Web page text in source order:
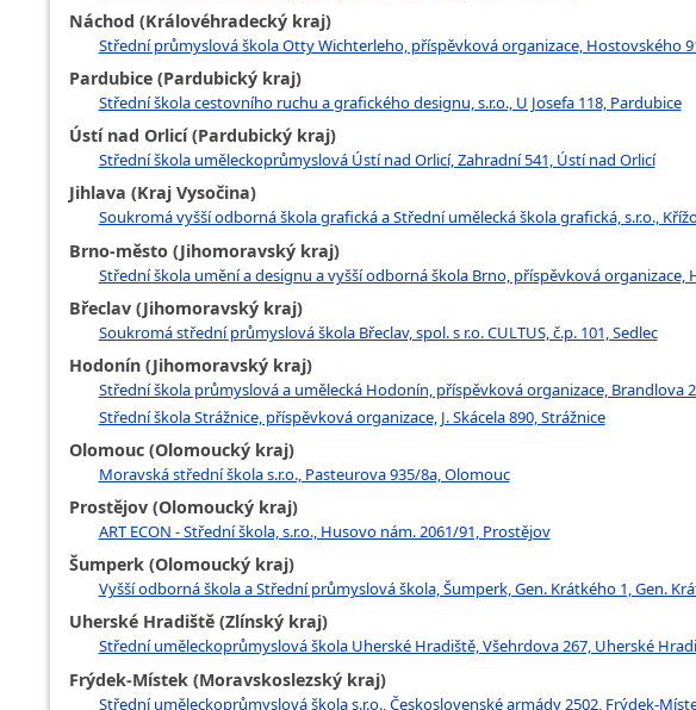
Náchod (Královéhradecký kraj)
Střední průmyslová škola Otty Wichterleho, příspěvková organizace, Hostovského
Pardubice (Pardubický kraj)
Střední škola cestovního ruchu a grafického designu, s.r.o., U Josefa 118, Pardubice
Ústí nad Orlicí (Pardubický kraj)
Střední škola uměleckoprůmyslová Ústí nad Orlicí, Zahradní 541, Ústí nad Orlicí
Jihlava (Kraj Vysočina)
Soukromá vyšší odborná škola grafická a Střední umělecká škola grafická, s.r.o.,
Brno-město (Jihomoravský kraj)
Střední škola umění a designu a vyšší odborná škola Brno, příspěvková organizace,
Břeclav (Jihomoravský kraj)
Soukromá střední průmyslová škola Břeclav, spol. s r.o. CULTUS, č.p. 101, Sedlec
Hodonín (Jihomoravský kraj)
Střední škola průmyslová a umělecká Hodonín, příspěvková organizace, Brandlova
Střední škola Strážnice, příspěvková organizace, J. Skácela 890, Strážnice
Olomouc (Olomoucký kraj)
Moravská střední škola s.r.o., Pasteurova 935/8a, Olomouc
Prostějov (Olomoucký kraj)
ART ECON - Střední škola, s.r.o., Husovo nám. 2061/91, Prostějov
Šumperk (Olomoucký kraj)
Vyšší odborná škola a Střední průmyslová škola, Šumperk, Gen. Krátkého 1, Gen.
Uherské Hradiště (Zlínský kraj)
Střední uměleckoprůmyslová škola Uherské Hradiště, Všehrdova 267, Uherské
Frýdek-Místek (Moravskoslezský kraj)
Střední uměleckoprůmyslová škola s.r.o., Československé armády 2502, Frýdek-